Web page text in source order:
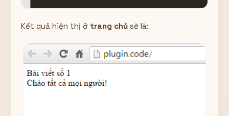
Kết quả hiện thị ở trang chủ sẽ là: